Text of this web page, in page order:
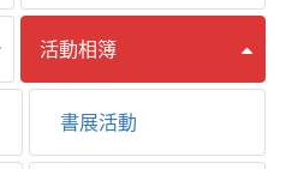
活動相簿
書展活動